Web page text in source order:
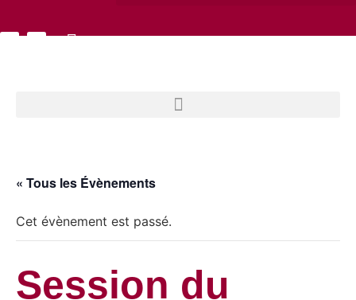
« Tous les Évènements
Cet évènement est passé.
Session du